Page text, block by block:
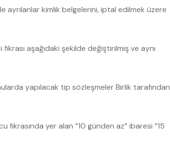
kimlik belgelerini, iptal edilmek üzere
aşağıdaki şekilde değiştirilmiş ve aynı
yapılacak tip sözleşmeler Birlik tarafından
yer alan “10 günden az” ibaresi “15